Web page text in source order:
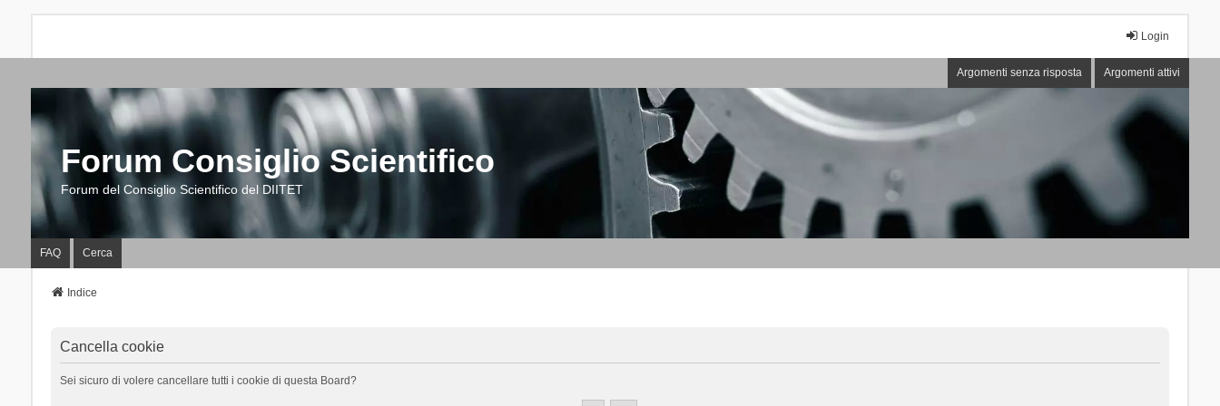
Login
Argomenti senza risposta Argomenti attivi
Forum Consiglio Scientifico
Forum del Consiglio Scientifico del DIITET
FAQ Cerca
Indice
Cancella cookie
Sei sicuro di volere cancellare tutti i cookie di questa Board?